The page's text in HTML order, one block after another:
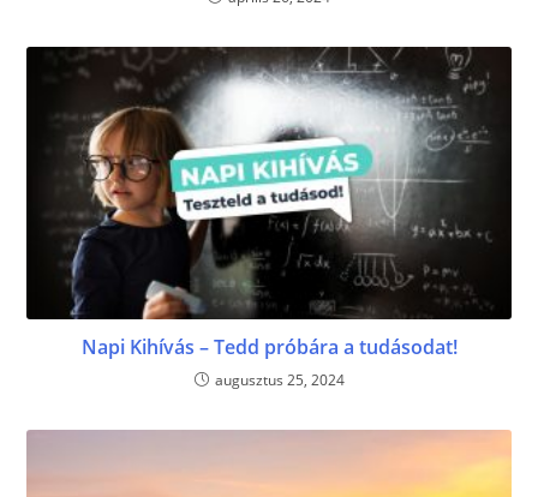
Napi Kihívás – Tedd próbára a tudásodat!
augusztus 25, 2024